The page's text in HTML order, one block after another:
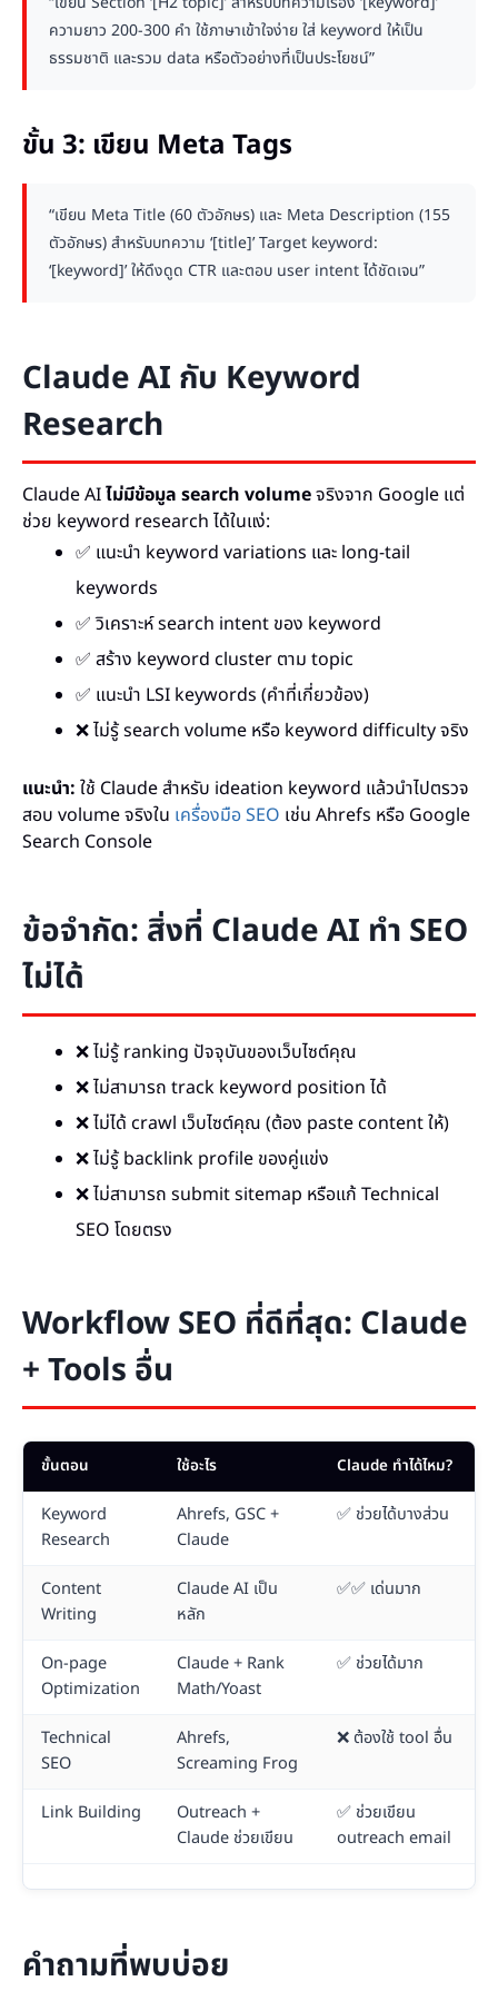
ความยาว 200-300 คำ ใช้ภาษาเข้าใจง่าย ใส่ keyword ให้เป็น
ธรรมชาติ และรวม data หรือตัวอย่างที่เป็นประโยชน์”
ขั้น 3: เขียน Meta Tags
“เขียน Meta Title (60 ตัวอักษร) และ Meta Description (155
ตัวอักษร) สำหรับบทความ ‘[title]’ Target keyword:
‘[keyword]’ ให้ดึงดูด CTR และตอบ user intent ได้ชัดเจน”
Claude AI กับ Keyword
Research
Claude AIไม่มีข้อมูล search volumeจริงจาก Google แต่
ช่วย keyword research ได้ในแง่:
✅ แนะนำ keyword variations และ long-tail
keywords
✅ วิเคราะห์ search intent ของ keyword
✅ สร้าง keyword cluster ตาม topic
✅ แนะนำ LSI keywords (คำที่เกี่ยวข้อง)
❌ ไม่รู้ search volume หรือ keyword difficulty จริง
แนะนำ: ใช้ Claude สำหรับ ideation keyword แล้วนำไปตรวจ
สอบ volume จริงใน เครื่องมือ SEO เช่น Ahrefs หรือ Google
Search Console
ข้อจำกัด: สิ่งที่ Claude AI ทำ SEO
ไม่ได้
❌ ไม่รู้ ranking ปัจจุบันของเว็บไซต์คุณ
❌ ไม่สามารถ track keyword position ได้
❌ ไม่ได้ crawl เว็บไซต์คุณ (ต้อง paste content ให้)
❌ ไม่รู้ backlink profile ของคู่แข่ง
❌ ไม่สามารถ submit sitemap หรือแก้ Technical
SEO โดยตรง
Workflow SEO ที่ดีที่สุด: Claude
+ Tools อื่น
ขั้นตอน ใช้อะไร Claude ทำได้ไหม?
Keyword
Research
Ahrefs, GSC +
Claude
✅ ช่วยได้บางส่วน
Content
Writing
Claude AI เป็น
หลัก
✅✅ เด่นมาก
On-page
Optimization
Claude + Rank
Math/Yoast
✅ ช่วยได้มาก
Technical
SEO
Ahrefs,
Screaming Frog
❌ ต้องใช้ tool อื่น
Link Building
Outreach +
Claude ช่วยเขียน
✅ ช่วยเขียน
outreach email
คำถามที่พบบ่อย